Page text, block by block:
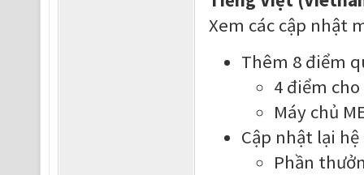
Xem các cập nhật
Thêm 8 điểm
4 điểm
Máy chủ
Cập nhật lại
Phần